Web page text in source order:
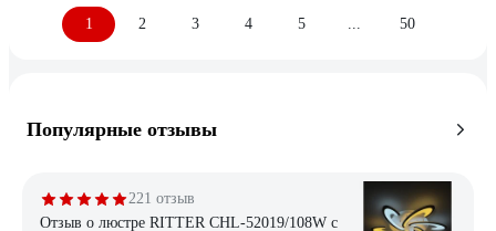
1 2 3 4 5 50
Популярные отзывы
221 отзыв
Отзыв о люстре RITTER CHL-52019/108W с